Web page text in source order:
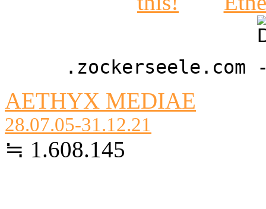
AETHYX MEDIAE
28.07.05-31.12.21
≒ 1.608.145